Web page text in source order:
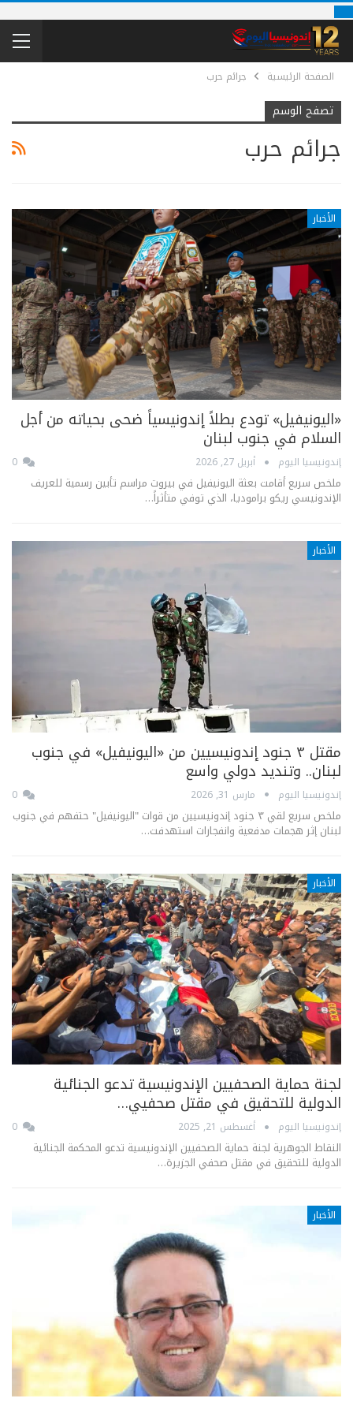
الصفحة الرئيسية جرائم حرب
تصفح الوسم
جرائم حرب
الأخبار
«اليونيفيل» تودع بطلاً إندونيسياً ضحى بحياته من أجل
السلام في جنوب لبنان
إندونيسيا اليوم أبريل 27, 2026
ملخص سريع أقامت بعثة اليونيفيل في بيروت مراسم تأبين رسمية للعريف
الإندونيسي ريكو براموديا، الذي توفي متأثراً…
الأخبار
مقتل ٣ جنود إندونيسيين من «اليونيفيل» في جنوب
لبنان.. وتنديد دولي واسع
إندونيسيا اليوم مارس 31, 2026
ملخص سريع لقي ٣ جنود إندونيسيين من قوات "اليونيفيل" حتفهم في جنوب
لبنان إثر هجمات مدفعية وانفجارات استهدفت…
الأخبار
لجنة حماية الصحفيين الإندونيسية تدعو الجنائية
الدولية للتحقيق في مقتل صحفيي…
إندونيسيا اليوم أغسطس 21, 2025
النقاط الجوهرية لجنة حماية الصحفيين الإندونيسية تدعو المحكمة الجنائية
الدولية للتحقيق في مقتل صحفي الجزيرة…
الأخبار